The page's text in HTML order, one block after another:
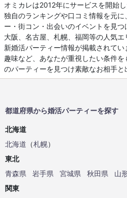
オミカレは2012年にサービスを開始
独自のランキングや口コミ情報を元に
ー・街コン・出会いのイベントを見つ
大阪、名古屋、札幌、福岡等の人気
新婚活パーティー情報が掲載されてい
趣味など、あなたが重視したい条件
のパーティーを見つけ素敵なお相手と
都道府県から婚活パーティーを探す
北海道
北海道 （札幌）
東北
青森県
岩手県 宮城県 秋田県 山
関東